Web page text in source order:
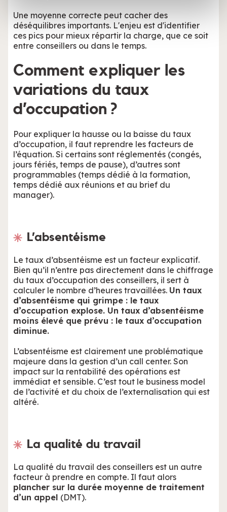
ou qu'ils ont collectées lors de votre utilisation de leurs
services.
Une moyenne correcte peut cacher des
déséquilibres importants. L'enjeu est d'identifier
ces pics pour mieux répartir la charge, que ce soit
entre conseillers ou dans le temps.
Comment expliquer les
variations du taux
d’occupation ?
Pour expliquer la hausse ou la baisse du taux
d’occupation, il faut reprendre les facteurs de
l’équation. Si certains sont réglementés (congés,
jours fériés, temps de pause), d’autres sont
programmables (temps dédié à la formation,
temps dédié aux réunions et au brief du
manager).
L’absentéisme
Le taux d’absentéisme est un facteur explicatif.
Bien qu’il n’entre pas directement dans le chiffrage
du taux d’occupation des conseillers, il sert à
calculer le nombre d’heures travaillées. Un taux
d’absentéisme qui grimpe : le taux
d’occupation explose. Un taux d’absentéisme
moins élevé que prévu : le taux d’occupation
diminue.
L’absentéisme est clairement une problématique
majeure dans la gestion d’un call center. Son
impact sur la rentabilité des opérations est
immédiat et sensible. C’est tout le business model
de l’activité et du choix de l’externalisation qui est
altéré.
La qualité du travail
La qualité du travail des conseillers est un autre
facteur à prendre en compte. Il faut alors
plancher sur la durée moyenne de traitement
d’un appel (DMT).